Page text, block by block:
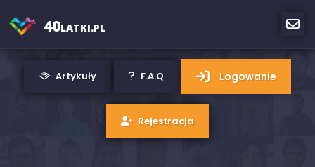
40LATKI.PL
Artykuły F.A.Q Logowanie
Rejestracja